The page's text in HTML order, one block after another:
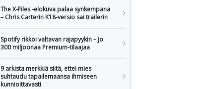
The X-Files -elokuva palaa synkempänä
– Chris Carterin K18-versio sai trailerin
Spotify rikkoi valtavan rajapyykin – jo
300 miljoonaa Premium-tilaajaa
9 arkista merkkiä siitä, ettei mies
suhtaudu tapailemaansa ihmiseen
kunnioittavasti